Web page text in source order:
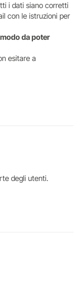
i dati siano corretti
con le istruzioni per
da poter
esitare a
degli utenti.